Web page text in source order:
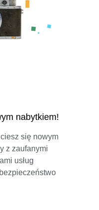
nabytkiem!
się nowym
z zaufanymi
usług